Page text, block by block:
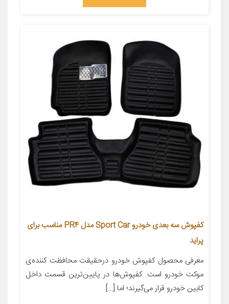
کفپوش سه بعدی خودرو Sport Car مدل PR4 مناسب برای
پراید
معرفی محصول کفپوش خودرو درحقیقت محافظت کننده‌ی
موکت خودرو است. کفپوش‌ها در پایین‌ترین قسمت داخل
کابین خودرو قرار می‌گیرند؛ اما […]